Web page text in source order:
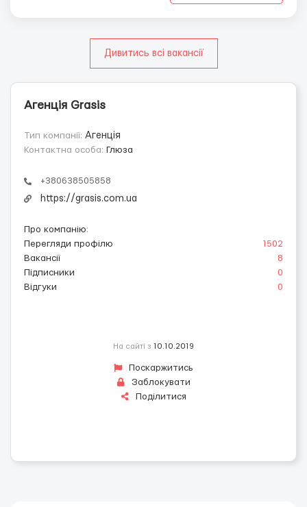
Дивитись всі вакансії
Агенція Grasis
Тип компанії: Агенція
Контактна особа: Глюза
+380638505858
https://grasis.com.ua
Про компанію:
Перегляди профілю
1502
Вакансії
8
Підписники
0
Відгуки
0
На сайті з 10.10.2019
Поскаржитись
Заблокувати
Поділитися